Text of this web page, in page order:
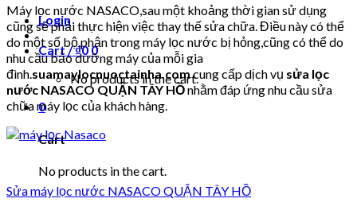
Login
Cart /₫0 0
No products in the cart.
0
Cart
No products in the cart.
Máy lọc nước NASACO,sau một khoảng thời gian sử dụng
cũng sẽ phải thực hiện việc thay thế sửa chữa. Điều này có thể
do một số bộ phận trong máy lọc nước bị hỏng,cũng có thể do
nhu cầu bảo dưỡng máy của mỗi gia
đình.suamaylocnuoctainha.comcung cấp dịch vụ sửa lọc
nước NASACO QUẬN TÂY HỒnhằm đáp ứng nhu cầu sửa
chữa máy lọc của khách hàng.
Sửa máy lọc nước NASACO QUẬN TÂY HỒ